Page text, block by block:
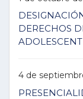
DERECHOS
4 de